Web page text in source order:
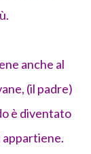
anche al
(il padre)
è diventato
appartiene.